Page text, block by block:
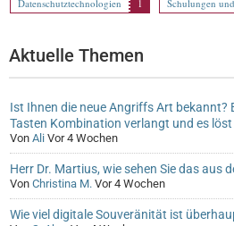
Datenschutztechnologien
1 Schulungen
Aktuelle Themen
Ist Ihnen die neue Angriffs Art bekannt?
Tasten Kombination verlangt und es
Von Ali Vor 4 Wochen
Herr Dr. Martius, wie sehen Sie das aus
Von Christina M. Vor 4 Wochen
Wie viel digitale Souveränität ist